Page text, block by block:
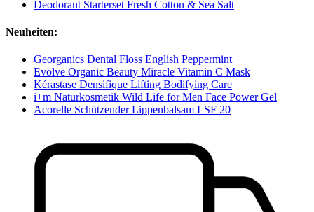
Deodorant Starterset Fresh Cotton & Sea Salt
Neuheiten:
Georganics Dental Floss English Peppermint
Evolve Organic Beauty Miracle Vitamin C Mask
Kérastase Densifique Lifting Bodifying Care
i+m Naturkosmetik Wild Life for Men Face Power Gel
Acorelle Schützender Lippenbalsam LSF 20